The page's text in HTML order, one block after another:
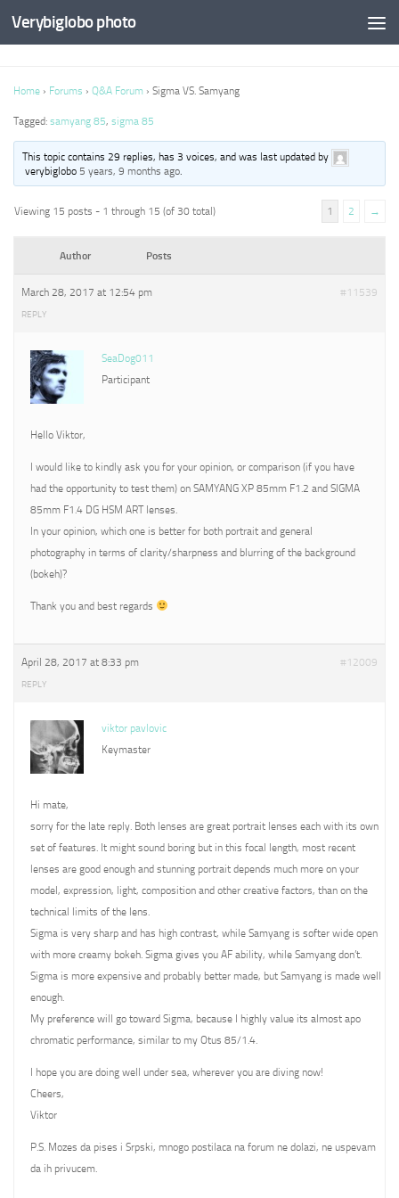
Verybiglobo photo
Home › Forums › Q&A Forum › Sigma VS. Samyang
Tagged: samyang 85, sigma 85
This topic contains 29 replies, has 3 voices, and was last updated by
verybiglobo 5 years, 9 months ago.
Viewing 15 posts - 1 through 15 (of 30 total) 1 2 →
Author Posts
March 28, 2017 at 12:54 pm #11539
REPLY
SeaDog011
Participant
Hello Viktor,
I would like to kindly ask you for your opinion, or comparison (if you have
had the opportunity to test them) on SAMYANG XP 85mm F1.2 and SIGMA
85mm F1.4 DG HSM ART lenses.
In your opinion, which one is better for both portrait and general
photography in terms of clarity/sharpness and blurring of the background
(bokeh)?
Thank you and best regards
April 28, 2017 at 8:33 pm #12009
REPLY
viktor pavlovic
Keymaster
Hi mate,
sorry for the late reply. Both lenses are great portrait lenses each with its own
set of features. It might sound boring but in this focal length, most recent
lenses are good enough and stunning portrait depends much more on your
model, expression, light, composition and other creative factors, than on the
technical limits of the lens.
Sigma is very sharp and has high contrast, while Samyang is softer wide open
with more creamy bokeh. Sigma gives you AF ability, while Samyang don’t.
Sigma is more expensive and probably better made, but Samyang is made well
enough.
My preference will go toward Sigma, because I highly value its almost apo
chromatic performance, similar to my Otus 85/1.4.
I hope you are doing well under sea, wherever you are diving now!
Cheers,
Viktor
P.S. Mozes da pises i Srpski, mnogo postilaca na forum ne dolazi, ne uspevam
da ih privucem.